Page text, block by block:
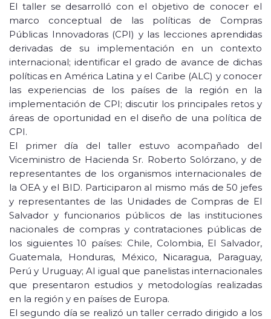
El taller se desarrolló con el objetivo de conocer el
marco conceptual de las políticas de Compras
Públicas Innovadoras (CPI) y las lecciones aprendidas
derivadas de su implementación en un contexto
internacional; identificar el grado de avance de dichas
políticas en América Latina y el Caribe (ALC) y conocer
las experiencias de los países de la región en la
implementación de CPI; discutir los principales retos y
áreas de oportunidad en el diseño de una política de
CPI.
El primer día del taller estuvo acompañado del
Viceministro de Hacienda Sr. Roberto Solórzano, y de
representantes de los organismos internacionales de
la OEA y el BID. Participaron al mismo más de 50 jefes
y representantes de las Unidades de Compras de El
Salvador y funcionarios públicos de las instituciones
nacionales de compras y contrataciones públicas de
los siguientes 10 países: Chile, Colombia, El Salvador,
Guatemala, Honduras, México, Nicaragua, Paraguay,
Perú y Uruguay; Al igual que panelistas internacionales
que presentaron estudios y metodologías realizadas
en la región y en países de Europa.
El segundo día se realizó un taller cerrado dirigido a los